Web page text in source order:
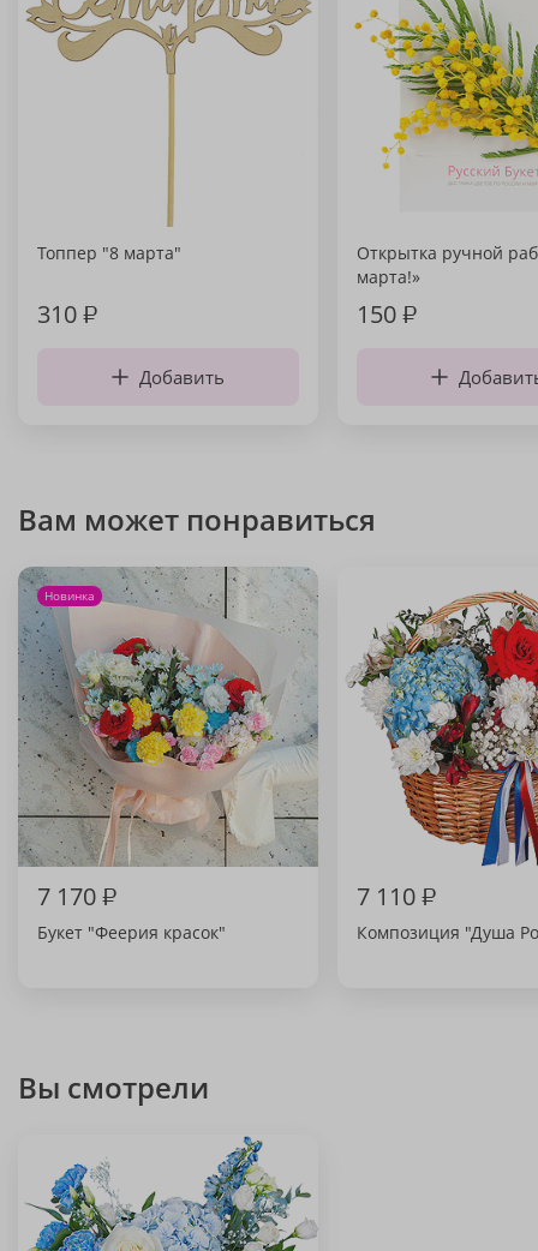
Топпер "8 марта"
310₽
Добавить
Открытка ручной
марта!»
150₽
Вам может понравиться
Новинка
7 170₽
Букет "Феерия красок"
7 110₽
Композиция "Душа
Вы смотрели